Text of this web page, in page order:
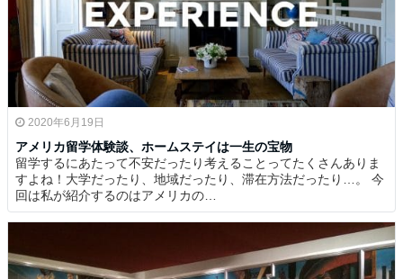
2020年6月19日
アメリカ留学体験談、ホームステイは一生の宝物
留学するにあたって不安だったり考えることってたくさんありま
すよね！大学だったり、地域だったり、滞在方法だったり…。 今
回は私が紹介するのはアメリカの…